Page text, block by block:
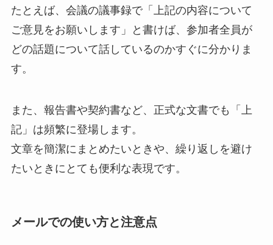
たとえば、会議の議事録で「上記の内容について
ご意見をお願いします」と書けば、参加者全員が
どの話題について話しているのかすぐに分かりま
す。
また、報告書や契約書など、正式な文書でも「上
記」は頻繁に登場します。
文章を簡潔にまとめたいときや、繰り返しを避け
たいときにとても便利な表現です。
メールでの使い方と注意点